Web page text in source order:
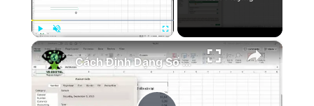
Play Unmute ×
Cách Định Dạng Số và Ngày Trong Excel Siêu Đẹp